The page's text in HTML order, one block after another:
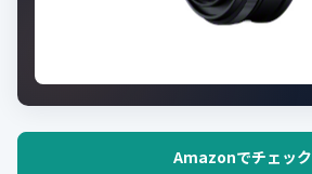
Amazonでチェック